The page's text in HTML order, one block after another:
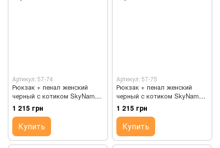
Артикул: 57-74
Рюкзак + пенал женский
черный с котиком SkyName
57-74
1 215 грн
Купить
Артикул: 57-75
Рюкзак + пенал женский
черный с котиком SkyName
57-75
1 215 грн
Купить